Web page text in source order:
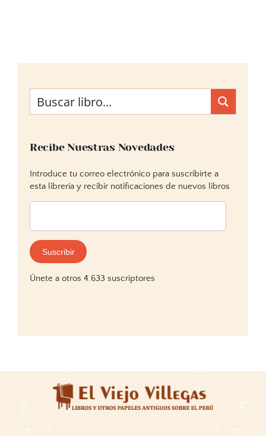
Recibe Nuestras Novedades
Introduce tu correo electrónico para suscribirte a
esta librería y recibir notificaciones de nuevos libros
Dirección
correo
electrónico:
Suscribir
Únete a otros 4.633 suscriptores